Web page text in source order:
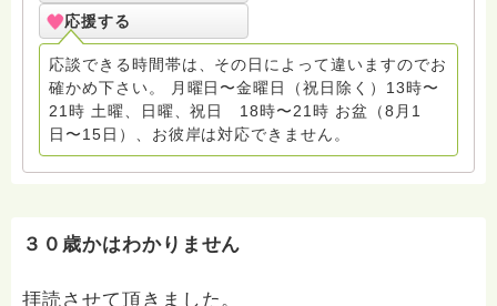
応援する
応談できる時間帯は、その日によって違いますのでお
確かめ下さい。 月曜日〜金曜日（祝日除く）13時〜
21時 土曜、日曜、祝日 18時〜21時 お盆（8月1
日〜15日）、お彼岸は対応できません。
３０歳かはわかりません
拝読させて頂きました。